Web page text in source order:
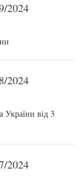
України від 3